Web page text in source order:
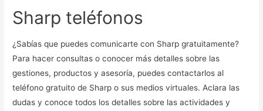
Sharp teléfonos
¿Sabías que puedes comunicarte con Sharp gratuitamente?
Para hacer consultas o conocer más detalles sobre las
gestiones, productos y asesoría, puedes contactarlos al
teléfono gratuito de Sharp o sus medios virtuales. Aclara las
dudas y conoce todos los detalles sobre las actividades y